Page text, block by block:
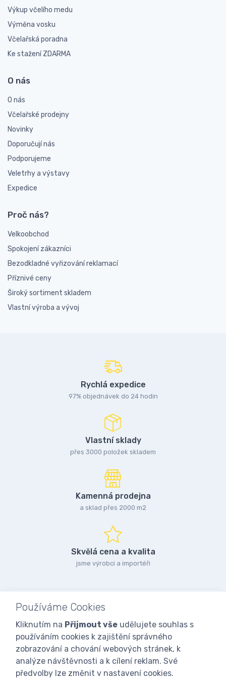
Výkup včelího medu
Výměna vosku
Včelařská poradna
Ke stažení ZDARMA
O nás
O nás
Včelařské prodejny
Novinky
Doporučují nás
Podporujeme
Veletrhy a výstavy
Expedice
Proč nás?
Velkoobchod
Spokojení zákazníci
Bezodkladné vyřizování reklamací
Příznivé ceny
Široký sortiment skladem
Vlastní výroba a vývoj
Rychlá expedice
97% objednávek do 24 hodin
Vlastní sklady
přes 3000 položek skladem
Kamenná prodejna
a sklad přes 2000 m2
Skvělá cena a kvalita
jsme výrobci a importéři
Používáme Cookies
Kliknutím na Přijmout vše udělujete souhlas s
používáním cookies k zajištění správného
zobrazování a chování webových stránek, k
analýze návštěvnosti a k cílení reklam. Své
předvolby lze změnit v nastavení cookies.